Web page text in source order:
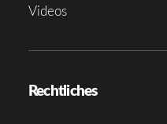
Videos
Rechtliches